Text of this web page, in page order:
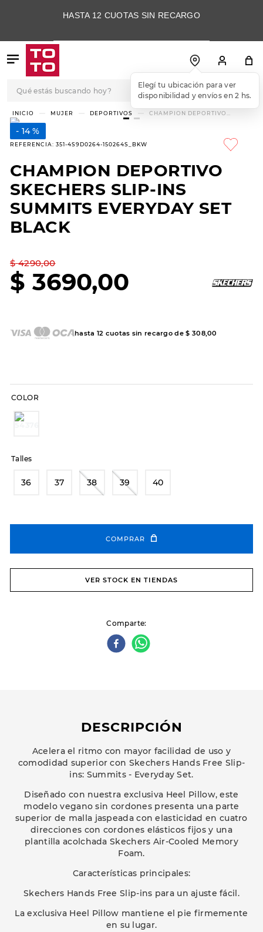
HASTA 12 CUOTAS SIN RECARGO
Elegí tu ubicación para ver
disponibilidad y envíos en 2 hs.
MUJER DEPORTIVOS
CHAMPION DEPORTIVO
14 %
REFERENCIA: 351-4S9D0264-150264S_BKW
CHAMPION DEPORTIVO
SKECHERS SLIP-INS
SUMMITS EVERYDAY SET
BLACK
$ 4290,00
$ 3690,00
hasta 12 cuotas sin recargo de$ 308,00
COLOR
Talles
36 37 38 39 40
COMPRAR
VER STOCK EN TIENDAS
Comparte
DESCRIPCIÓN
Acelera el ritmo con mayor facilidad de uso y
comodidad superior con Skechers Hands Free Slip-
ins: Summits - Everyday Set.
Diseñado con nuestra exclusiva Heel Pillow, este
modelo vegano sin cordones presenta una parte
superior de malla jaspeada con elasticidad en cuatro
direcciones con cordones elásticos fijos y una
plantilla acolchada Skechers Air-Cooled Memory
Foam.
Características principales:
Skechers Hands Free Slip-ins para un ajuste fácil.
La exclusiva Heel Pillow mantiene el pie firmemente
en su lugar.
TÉRMINOS MÁS
BUSCADOS
1.
3.
skechers slip-ins
4.
championes